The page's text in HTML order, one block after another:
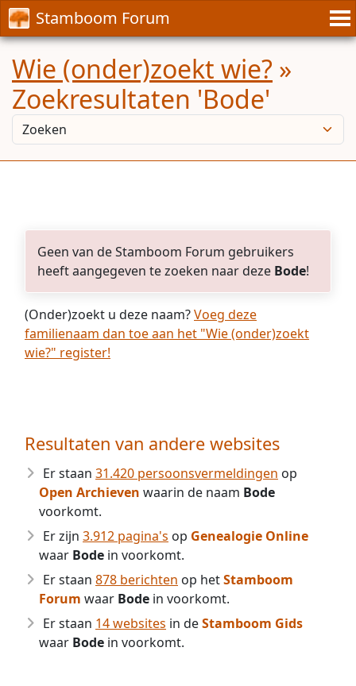
Stamboom Forum
Wie (onder)zoekt wie? »
Zoekresultaten 'Bode'
Geen van de Stamboom Forum gebruikers
heeft aangegeven te zoeken naar deze Bode!
(Onder)zoekt u deze naam?Voeg deze
familienaam dan toe aan het "Wie (onder)zoekt
wie?" register!
Resultaten van andere websites
Er staan 31.420 persoonsvermeldingen op
Open Archieven waarin de naam Bode
voorkomt.
Er zijn 3.912 pagina's op Genealogie Online
waar Bode in voorkomt.
Er staan 878 berichten op hetStamboom
Forum waar Bode in voorkomt.
Er staan 14 websites in deStamboom Gids
waar Bode in voorkomt.